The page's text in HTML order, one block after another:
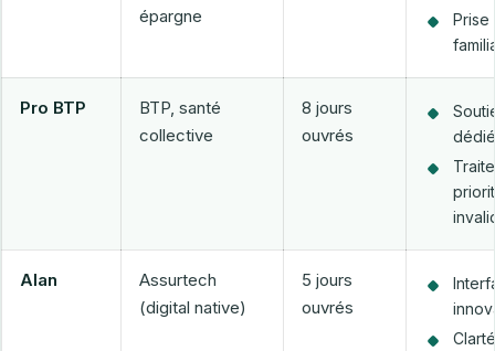
épargne
Prise
Pro BTP
BTP, santé
collective
8 jours
ouvrés
Alan
Assurtech
(digital native)
5 jours
ouvrés